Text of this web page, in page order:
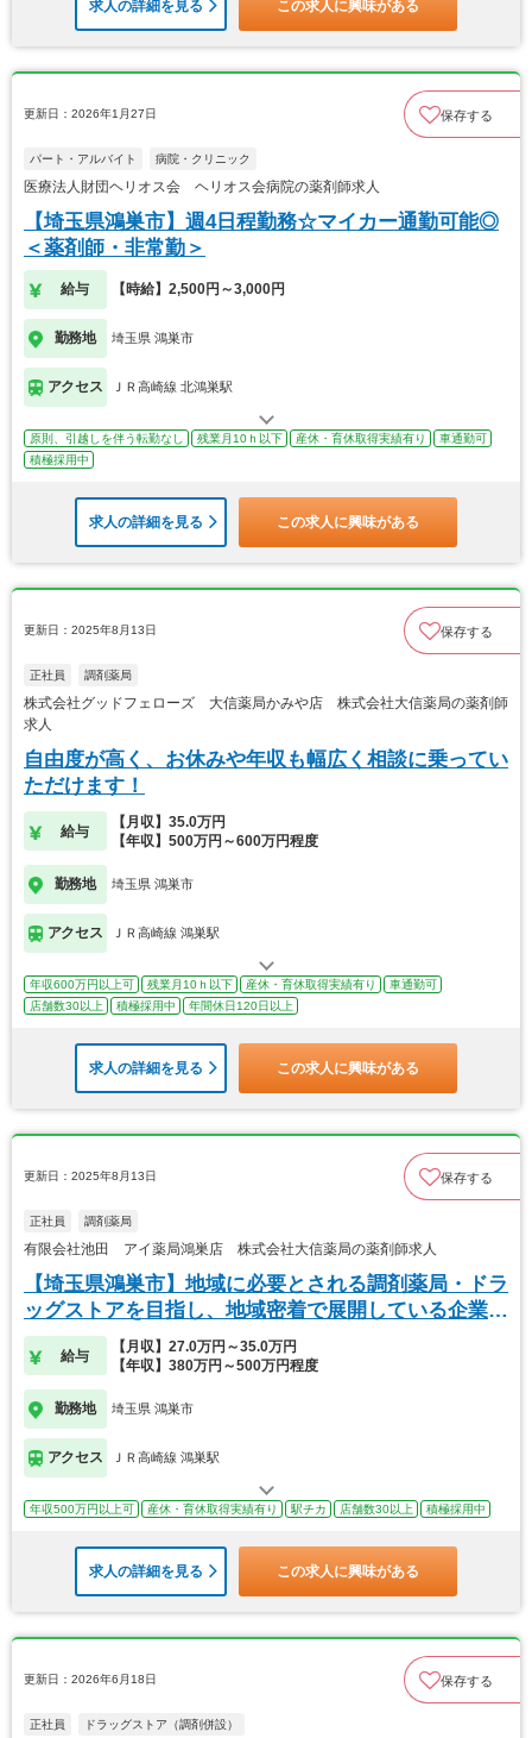
求人の詳細を見る この求人に興味がある
更新日：2026年1月27日 保存する
パート・アルバイト 病院・クリニック
医療法人財団ヘリオス会 ヘリオス会病院の薬剤師求人
【埼玉県鴻巣市】週4日程勤務☆マイカー通勤可能◎
＜薬剤師・非常勤＞
給与 【時給】2,500円～3,000円
勤務地 埼玉県 鴻巣市
アクセス ＪＲ高崎線 北鴻巣駅
原則、引越しを伴う転勤なし 残業月10ｈ以下 産休・育休取得実績有り
車通勤可
積極採用中
求人の詳細を見る この求人に興味がある
更新日：2025年8月13日 保存する
正社員 調剤薬局
株式会社グッドフェローズ 大信薬局かみや店 株式会社大信薬局の薬剤師
求人
自由度が高く、お休みや年収も幅広く相談に乗ってい
ただけます！
給与
【月収】35.0万円
【年収】500万円～600万円程度
勤務地 埼玉県 鴻巣市
アクセス ＪＲ高崎線 鴻巣駅
年収600万円以上可 残業月10ｈ以下 産休・育休取得実績有り
車通勤可
店舗数30以上
積極採用中 年間休日120日以上
求人の詳細を見る この求人に興味がある
更新日：2025年8月13日 保存する
正社員 調剤薬局
有限会社池田 アイ薬局鴻巣店 株式会社大信薬局の薬剤師求人
【埼玉県鴻巣市】地域に必要とされる調剤薬局・ドラ
ッグストアを目指し、地域密着で展開している企業で
す！
給与
【月収】27.0万円～35.0万円
【年収】380万円～500万円程度
勤務地 埼玉県 鴻巣市
アクセス ＪＲ高崎線 鴻巣駅
年収500万円以上可 産休・育休取得実績有り 駅チカ 店舗数30以上 積極採用中
求人の詳細を見る この求人に興味がある
更新日：2026年6月18日 保存する
正社員 ドラッグストア（調剤併設）